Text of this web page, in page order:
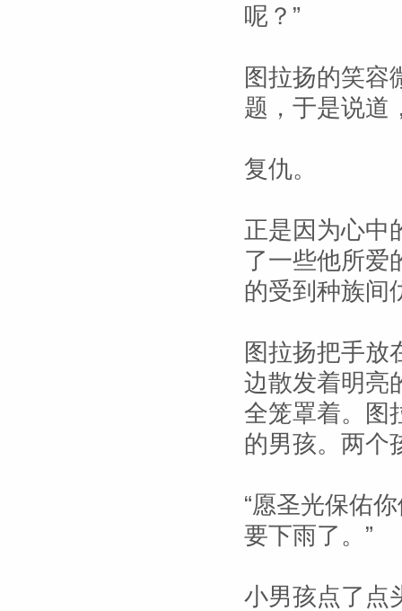
呢？”
图拉扬的笑容
题，于是说道
复仇。
正是因为心中
了一些他所爱
的受到种族间
图拉扬把手放
边散发着明亮
全笼罩着。图
的男孩。两个
“愿圣光保佑
要下雨了。”
小男孩点了点